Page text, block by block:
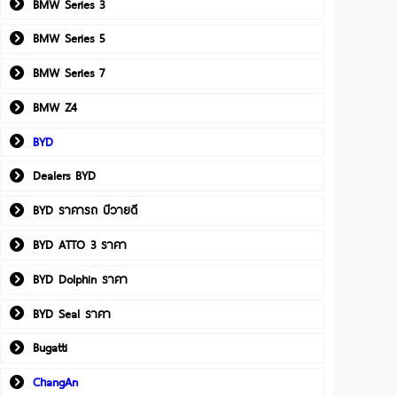
BMW Series 3
BMW Series 5
BMW Series 7
BMW Z4
BYD
Dealers BYD
BYD ราคารถ บีวายดี
BYD ATTO 3 ราคา
BYD Dolphin ราคา
BYD Seal ราคา
Bugatti
ChangAn